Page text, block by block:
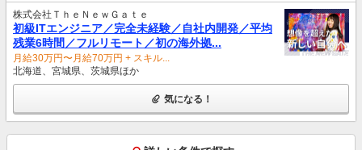
株式会社ＴｈｅＮｅｗＧａｔｅ
初級ITエンジニア／完全未経験／自社内開発／平均
残業6時間／フルリモート／初の海外拠...
月給30万円〜月給70万円 + スキル...
北海道、宮城県、茨城県ほか
気になる！